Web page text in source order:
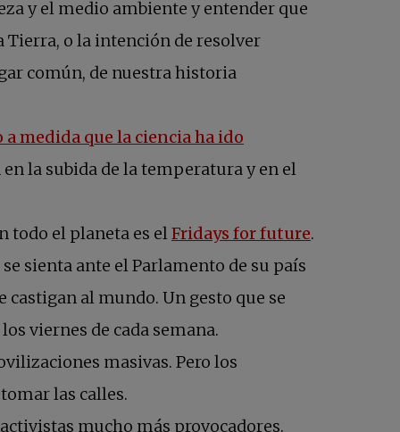
y el medio ambiente y entender que
Tierra, o la intención de resolver
común, de nuestra historia
a medida que la ciencia ha ido
la subida de la temperatura y en el
todo el planeta es elFridays for future.
sienta ante el Parlamento de su país
al mundo. Un gesto que se
viernes de cada semana.
masivas. Pero los
las calles.
mucho más provocadores.